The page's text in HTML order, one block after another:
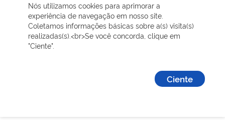
Nós utilizamos cookies para aprimorar a
experiência de navegação em nosso site.
Coletamos informações básicas sobre a(s) visita(s)
realizadas(s).<br>Se você concorda, clique em
"Ciente".
Ciente